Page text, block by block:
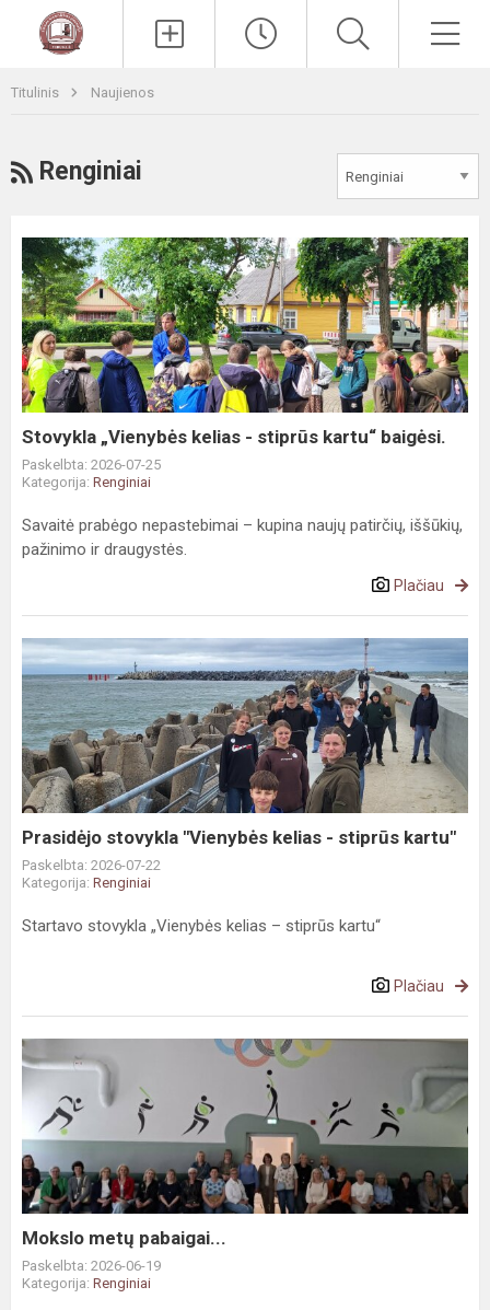
Titulinis Naujienos
RSS
Renginiai
Stovykla
„Vienybės
kelias
-
stiprūs
kartu“
baigėsi.
Stovykla „Vienybės kelias - stiprūs kartu“ baigėsi.
Paskelbta: 2026-07-25
Kategorija: Renginiai
Savaitė prabėgo nepastebimai – kupina naujų patirčių, iššūkių,
pažinimo ir draugystės.
Plačiau
Prasidėjo
stovykla
"Vienybės
kelias
-
stiprūs
kartu"
Prasidėjo stovykla "Vienybės kelias - stiprūs kartu"
Paskelbta: 2026-07-22
Kategorija: Renginiai
Startavo stovykla „Vienybės kelias – stiprūs kartu“
Plačiau
Mokslo
metų
pabaigai...
Mokslo metų pabaigai...
Paskelbta: 2026-06-19
Kategorija: Renginiai